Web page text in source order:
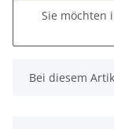
Sie möchten
x
Bei diesem